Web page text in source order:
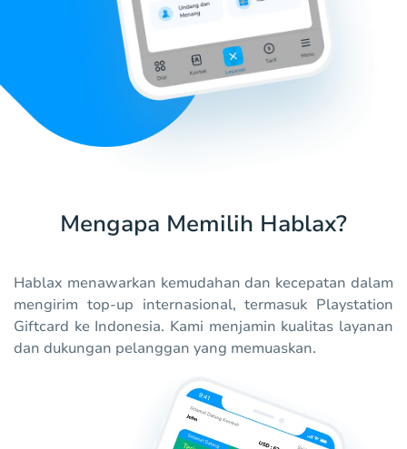
Mengapa Memilih Hablax?
Hablax menawarkan kemudahan dan kecepatan dalam
mengirim top-up internasional, termasuk Playstation
Giftcard ke Indonesia. Kami menjamin kualitas layanan
dan dukungan pelanggan yang memuaskan.